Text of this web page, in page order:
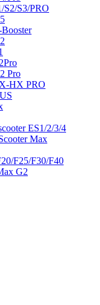
S2/S3/PRO
Pro
HX PRO
ES1/2/3/4
Max
F25/F30/F40
G2